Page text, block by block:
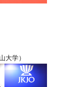
学）